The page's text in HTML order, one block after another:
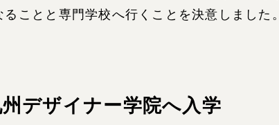
ことと専門学校へ行くことを決意しました。
デザイナー学院へ入学